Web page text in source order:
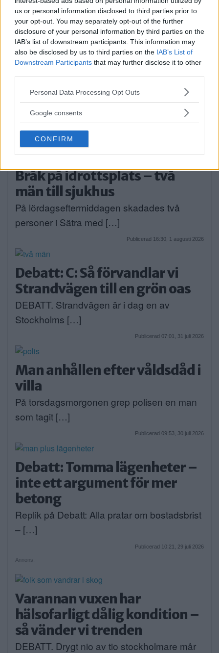
us or personal information disclosed to third parties prior to
your opt-out. You may separately opt-out of the further
disclosure of your personal information by third parties on the
IAB’s list of downstream participants. This information may
also be disclosed by us to third parties on the IAB’s List of
Downstream Participants that may further disclose it to other
Please note that this website/app uses one or more Google
not limited to your visit or usage behaviour. You may click to
use your data for below specified purposes in below Google
consent section.
Personal Data Processing Opt Outs
Google consents
CONFIRM
på Långsjön […]
Publicerad 13:35, 2 augusti 2026
Annons:
Bråk på idrottsplats – två
män till sjukhus
På lördagseftermiddagen skadades två
personer i Sätra med […]
Publicerad 16:30, 1 augusti 2026
Debatt: C: Så förvandlar vi
Strandvägen till en grön oas
DEBATT. Strandvägen är i dag en av
Stockholms […]
Publicerad 07:01, 31 juli 2026
Man anhållen efter våldsdåd i
villa
På torsdagsmorgonen grep polisen en man
som tagit […]
Publicerad 09:53, 30 juli 2026
Debatt: Tomma lägenheter –
inte ett argument för mer
betong
Replik på Debatt: Alla pratar om bostadsbrist
– […]
Publicerad 10:21, 29 juli 2026
Annons:
Varannan vuxen har
hälsofarligt dålig kondition –
så vänder vi trenden
DEBATT. Drygt nio av tio stockholmare mår